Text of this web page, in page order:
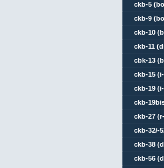
ckb-5
ckb-9
ckb-10
ckb-11
cbk-13
ckb-15
ckb-19
ckb-
ckb-27
ckb-32/-
ckb-38
ckb-56